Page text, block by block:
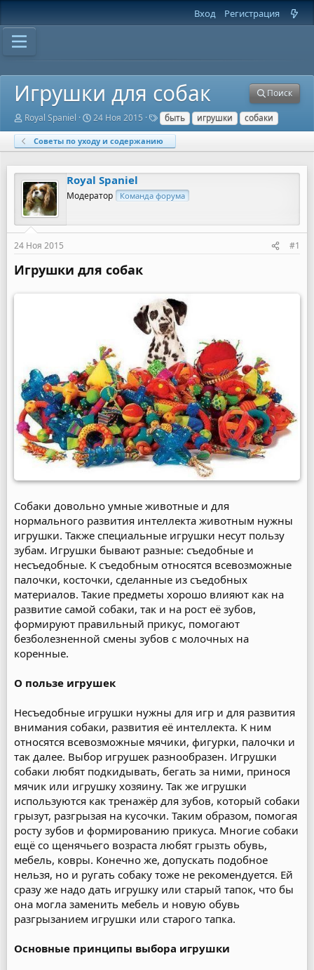
Вход Регистрация
Игрушки для собак
Поиск
А
т
о
т
е
м
ы
Royal Spaniel
Д
т
а
а
ч
а
24 Ноя 2015
Т
е
г
и
быть игрушки собаки
Советы по уходу и содержанию
Royal Spaniel
Модератор Команда форума
24 Ноя 2015 #1
Игрушки для собак
Собаки довольно умные животные и для
нормального развития интеллекта животным нужны
игрушки. Также специальные игрушки несут пользу
зубам. Игрушки бывают разные: съедобные и
несъедобные. К съедобным относятся всевозможные
палочки, косточки, сделанные из съедобных
материалов. Такие предметы хорошо влияют как на
развитие самой собаки, так и на рост её зубов,
формируют правильный прикус, помогают
безболезненной смены зубов с молочных на
коренные.
О пользе игрушек
Несъедобные игрушки нужны для игр и для развития
внимания собаки, развития её интеллекта. К ним
относятся всевозможные мячики, фигурки, палочки и
так далее. Выбор игрушек разнообразен. Игрушки
собаки любят подкидывать, бегать за ними, принося
мячик или игрушку хозяину. Так же игрушки
используются как тренажёр для зубов, который собаки
грызут, разгрызая на кусочки. Таким образом, помогая
росту зубов и формированию прикуса. Многие собаки
ещё со щенячьего возраста любят грызть обувь,
мебель, ковры. Конечно же, допускать подобное
нельзя, но и ругать собаку тоже не рекомендуется. Ей
сразу же надо дать игрушку или старый тапок, что бы
она могла заменить мебель и новую обувь
разгрызанием игрушки или старого тапка.
Основные принципы выбора игрушки